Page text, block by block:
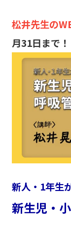
松井先生の
月31日まで！
新人・1年生
新生児・